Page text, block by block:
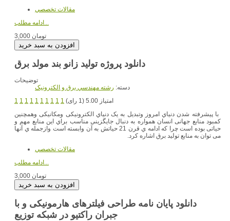
مقالات تخصصي
3,000 تومان
دانلود پروژه تولید زانو بند مولد برق
توضیحات
دسته: رشته مهندسي برق و الکترونيک
1 1 1 1 1 1 1 1 1 1
امتیاز 5.00 (1 رای)
با پیشرفته شدن دنیاي امروز وتبدیل به یک دنیاي الکترونیکی ومکانیکی وهمچنین
کمبود منابع جهانی انسان همواره به دنبال جایگزینی مناسب براي این منابع مهم و
حیاتی بوده است چرا که ادامه ي قرن 21 حیاتش به آن وابسته است وازجمله ي آنها
می توان به منابع تولید برق اشاره کرد.
مقالات تخصصي
ادامه مطلب...
3,000 تومان
دانلود پایان نامه طراحی فیلترهای هارمونیکی و با
جبران راکتیو در شبکه توزیع